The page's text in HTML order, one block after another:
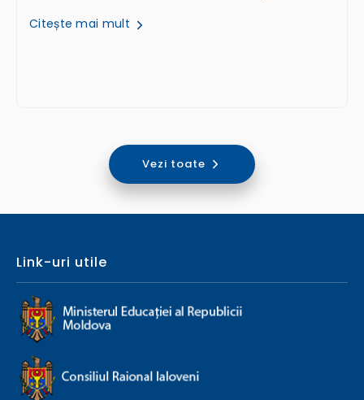
Citește mai mult
Vezi toate
Link-uri utile